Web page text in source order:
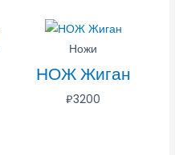
Ножи
НОЖ Жиган
₽3200